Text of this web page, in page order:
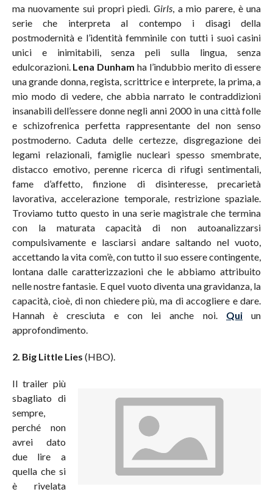
ma nuovamente sui propri piedi. Girls, a mio parere, è una
serie che interpreta al contempo i disagi della
postmodernità e l’identità femminile con tutti i suoi casini
unici e inimitabili, senza peli sulla lingua, senza
edulcorazioni. Lena Dunham ha l’indubbio merito di essere
una grande donna, regista, scrittrice e interprete, la prima, a
mio modo di vedere, che abbia narrato le contraddizioni
insanabili dell’essere donne negli anni 2000 in una città folle
e schizofrenica perfetta rappresentante del non senso
postmoderno. Caduta delle certezze, disgregazione dei
legami relazionali, famiglie nucleari spesso smembrate,
distacco emotivo, perenne ricerca di rifugi sentimentali,
fame d’affetto, finzione di disinteresse, precarietà
lavorativa, accelerazione temporale, restrizione spaziale.
Troviamo tutto questo in una serie magistrale che termina
con la maturata capacità di non autoanalizzarsi
compulsivamente e lasciarsi andare saltando nel vuoto,
accettando la vita com’è, con tutto il suo essere contingente,
lontana dalle caratterizzazioni che le abbiamo attribuito
nelle nostre fantasie. E quel vuoto diventa una gravidanza, la
capacità, cioè, di non chiedere più, ma di accogliere e dare.
Hannah è cresciuta e con lei anche noi. Qui un
approfondimento.
2. Big Little Lies (HBO).
Il trailer più
sbagliato di
sempre,
perché non
avrei dato
due lire a
quella che si
è rivelata